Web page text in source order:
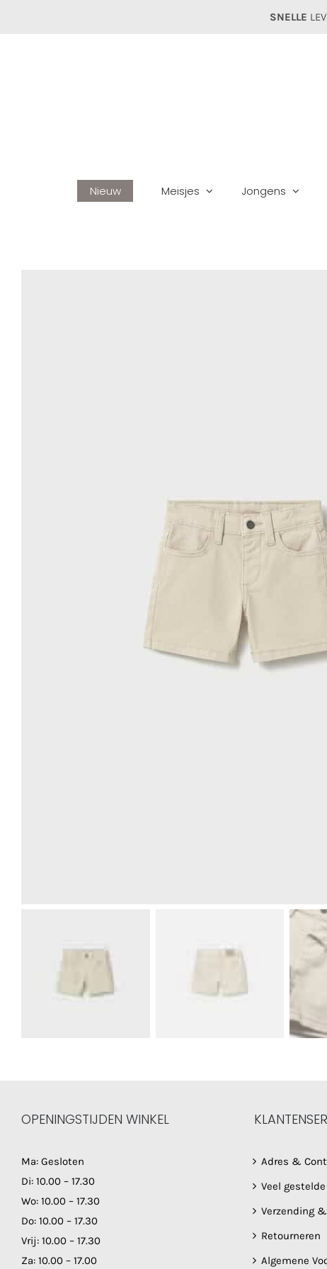
SNELLE
Nieuw Meisjes Jongens
OPENINGSTIJDEN WINKEL
Ma: Gesloten
Di: 10.00 – 17.30
Wo: 10.00 – 17.30
Do: 10.00 – 17.30
Vrij: 10.00 – 17.30
Za: 10.00 – 17.00
Adres &
Veel
Verzending
Retourneren
Algemene